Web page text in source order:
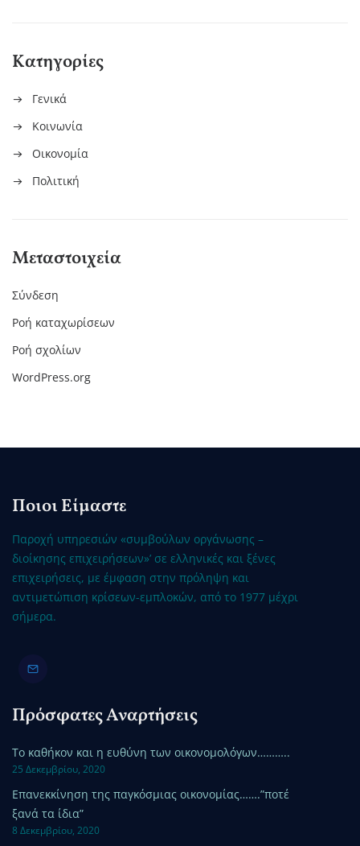
Kατηγορίες
Γενικά
Κοινωνία
Οικονομία
Πολιτική
Μεταστοιχεία
Σύνδεση
Ροή καταχωρίσεων
Ροή σχολίων
WordPress.org
Ποιοι Είμαστε
Παροχή υπηρεσιών «συμβούλων οργάνωσης –
διοίκησης επιχειρήσεων»’ σε ελληνικές και ξένες
επιχειρήσεις, με έμφαση στην πρόληψη και
αντιμετώπιση κρίσεων-εμπλοκών, από το 1977 μέχρι
σήμερα.
Πρόσφατες Αναρτήσεις
Το καθήκον και η ευθύνη των οικονομολόγων………..
25 Δεκεμβρίου, 2020
Επανεκκίνηση της παγκόσμιας οικονομίας…….”ποτέ
ξανά τα ίδια”
8 Δεκεμβρίου, 2020